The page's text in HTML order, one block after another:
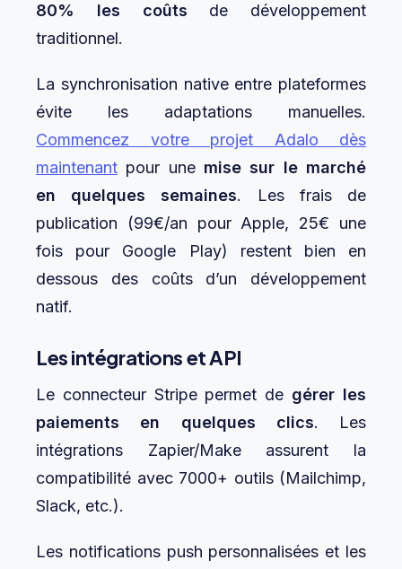
80% les coûts de développement
traditionnel.
La synchronisation native entre plateformes
évite les adaptations manuelles.
Commencez votre projet Adalo dès
maintenant pour une mise sur le marché
en quelques semaines. Les frais de
publication (99€/an pour Apple, 25€ une
fois pour Google Play) restent bien en
dessous des coûts d’un développement
natif.
Les intégrations et API
Le connecteur Stripe permet de gérer les
paiements en quelques clics. Les
intégrations Zapier/Make assurent la
compatibilité avec 7000+ outils (Mailchimp,
Slack, etc.).
Les notifications push personnalisées et les